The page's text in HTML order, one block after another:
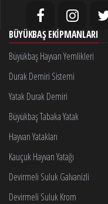
BÜYÜKBAŞ EKIPMANLARI
Büyükbaş Hayvan Yemlikleri
Durak Demiri Sistemi
Yatak Durak Demiri
Büyükbaş Tabaka Yatak
Hayvan Yatakları
Kauçuk Hayvan Yatağı
Devirmeli Suluk Galvanizli
Devirmeli Suluk Krom